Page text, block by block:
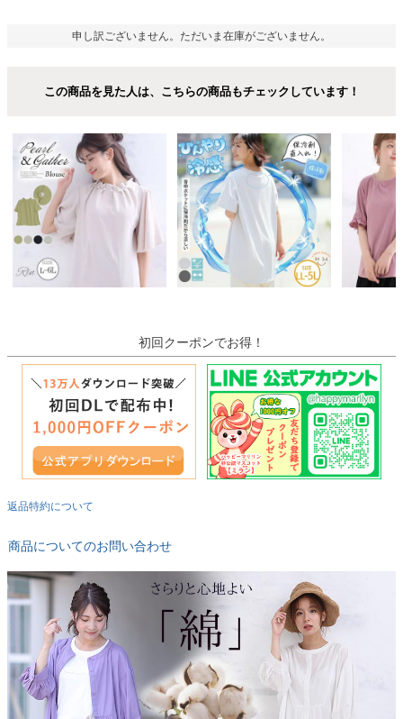
申し訳ございません。ただいま在庫がございません。
この商品を見た人は、こちらの商品もチェックしています！
初回クーポンでお得！
返品特約について
商品についてのお問い合わせ